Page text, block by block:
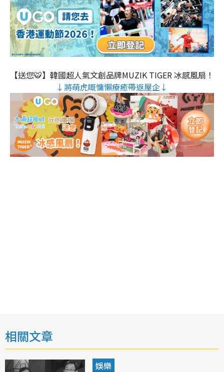
【送您🐯】韓國超人氣文創品牌MUZIK TIGER 冰感風扇！
↓將萌虎嘅慵懶療癒帶返屋企↓
相關文章
娛樂